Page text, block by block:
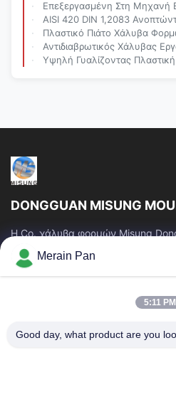
Επεξεργασμένη Στη Μηχανή Επιφάνεια s136/
AISI 420 DIN 1,2083 Ανοπτώντας
Πλαστικό Πιάτο Χάλυβα
Αντιδιαβρωτικός Χάλυβας Εργαλείων
Υψηλή Γυαλίζοντας Πλαστική Φόρμα 420
DONGGUAN MISUNG
Η Co. χάλυβα φορμών Misung
επιχείρηση του ανεφοδιασμού
κύβων, καυτός χάλυβας εργασίας,
Γρήγοροι Σύνδεσμοι
Εμφάνιση VR
Merain Pan
5:11 PM
Good day, what product are you